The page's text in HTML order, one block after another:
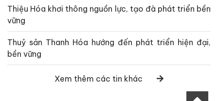
Thiệu Hóa khơi thông nguồn lực, tạo đà phát triển bền
vững
Thuỷ sản Thanh Hóa hướng đến phát triển hiện đại,
bền vững
Xem thêm các tin khác